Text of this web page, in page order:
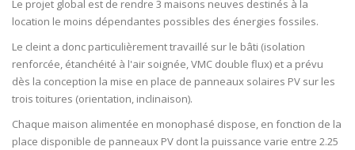
Le projet global est de rendre 3 maisons neuves destinés à la
location le moins dépendantes possibles des énergies fossiles.
Le cleint a donc particulièrement travaillé sur le bâti (isolation
renforcée, étanchéité à l'air soignée, VMC double flux) et a prévu
dès la conception la mise en place de panneaux solaires PV sur les
trois toitures (orientation, inclinaison).
Chaque maison alimentée en monophasé dispose, en fonction de la
place disponible de panneaux PV dont la puissance varie entre 2.25